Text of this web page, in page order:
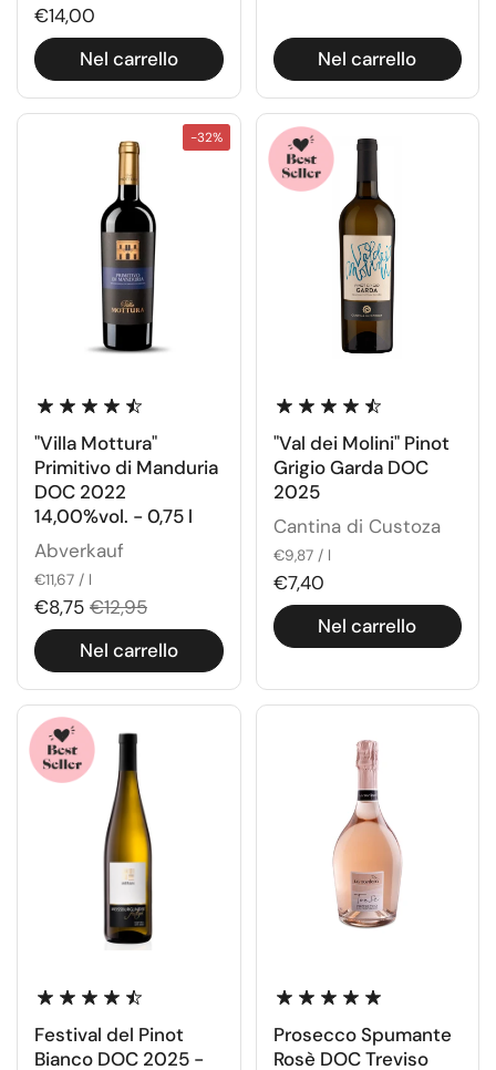
€14,00
Nel carrello
Nel carrello
"Villa Mottura"
Primitivo di Manduria
DOC 2022
14,00%vol. - 0,75 l
Abverkauf
€11,67 / l
€8,75 €12,95
Nel carrello
-32%
"Val dei Molini" Pinot
Grigio Garda DOC
2025
Cantina di Custoza
€9,87 / l
€7,40
Nel carrello
Festival del Pinot
Bianco DOC 2025 -
Prosecco Spumante
Rosè DOC Treviso